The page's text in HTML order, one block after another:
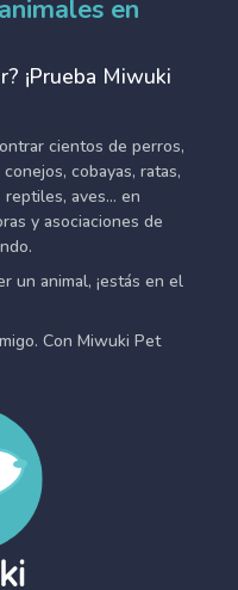
en
¡Prueba Miwuki
cientos de perros,
cobayas, ratas,
aves... en
y asociaciones de
un animal, ¡estás en el
Con Miwuki Pet